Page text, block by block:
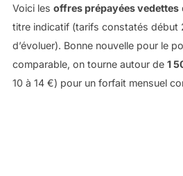
Voici les offres prépayées vedettes
titre indicatif (tarifs constatés début
d’évoluer). Bonne nouvelle pour le
comparable, on tourne autour de 1
10 à 14 €) pour un forfait mensuel